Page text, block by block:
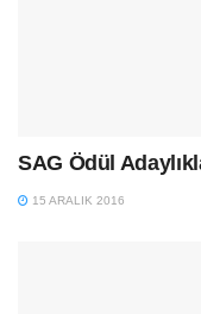
SAG Ödül
15 ARALIK 2016